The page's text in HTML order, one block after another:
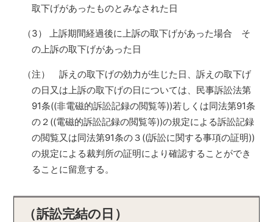
取下げがあったものとみなされた日
（3） 上訴期間経過後に上訴の取下げがあった場合 そ
の上訴の取下げがあった日
（注） 訴えの取下げの効力が生じた日、訴えの取下げ
の日又は上訴の取下げの日については、民事訴訟法第
91条((非電磁的訴訟記録の閲覧等))若しくは同法第91条
の２((電磁的訴訟記録の閲覧等))の規定による訴訟記録
の閲覧又は同法第91条の３((訴訟に関する事項の証明))
の規定による裁判所の証明により確認することができ
ることに留意する。
（訴訟完結の日）